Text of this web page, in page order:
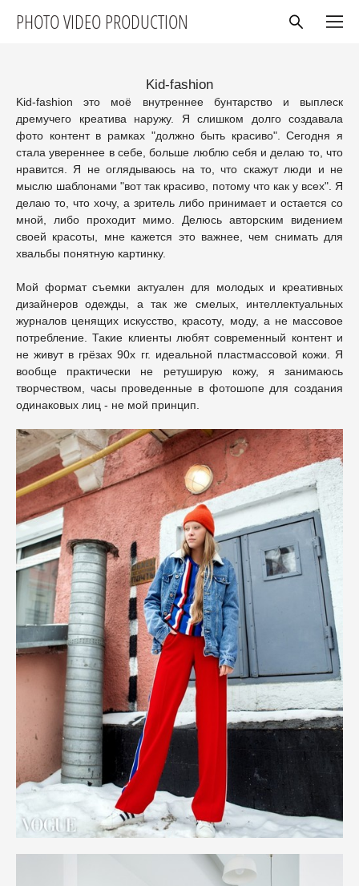
PHOTO VIDEO PRODUCTION
Kid-fashion
Kid-fashion это моё внутреннее бунтарство и выплеск
дремучего креатива наружу. Я слишком долго создавала
фото контент в рамках "должно быть красиво". Сегодня я
стала увереннее в себе, больше люблю себя и делаю то, что
нравится. Я не оглядываюсь на то, что скажут люди и не
мыслю шаблонами "вот так красиво, потому что как у всех". Я
делаю то, что хочу, а зритель либо принимает и остается со
мной, либо проходит мимо. Делюсь авторским видением
своей красоты, мне кажется это важнее, чем снимать для
хвальбы понятную картинку.
Мой формат съемки актуален для молодых и креативных
дизайнеров одежды, а так же смелых, интеллектуальных
журналов ценящих искусство, красоту, моду, а не массовое
потребление. Такие клиенты любят современный контент и
не живут в грёзах 90х гг. идеальной пластмассовой кожи. Я
вообще практически не ретуширую кожу, я занимаюсь
творчеством, часы проведенные в фотошопе для создания
одинаковых лиц - не мой принцип.